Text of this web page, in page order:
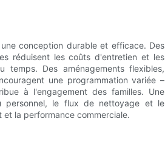
conception durable et efficace. Des
réduisent les coûts d'entretien et les
Des aménagements flexibles,
une programmation variée –
à l'engagement des familles. Une
personnel, le flux de nettoyage et le
la performance commerciale.